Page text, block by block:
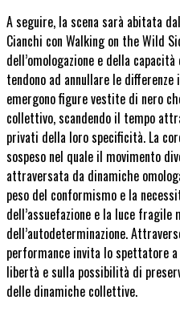
A seguire, la scena sarà abitata
Cianchi con Walking on the Wild
dell’omologazione e della
tendono ad annullare le differenze
emergono figure vestite di nero
collettivo, scandendo il tempo
privati della loro specificità. La
sospeso nel quale il movimento
attraversata da dinamiche
peso del conformismo e la
dell’assuefazione e la luce fragile
dell’autodeterminazione.
performance invita lo spettatore
libertà e sulla possibilità di
delle dinamiche collettive.